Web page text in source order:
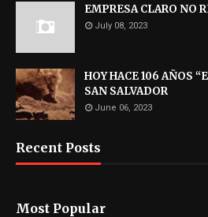
EMPRESA CLARO NO
July 08, 2023
HOY HACE 106 AÑOS
SAN SALVADOR
June 06, 2023
Recent Posts
Most Popular